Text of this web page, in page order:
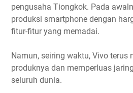
pengusaha Tiongkok. Pada
produksi smartphone dengan
fitur-fitur yang memadai.
Namun, seiring waktu, Vivo
produknya dan memperluas
seluruh dunia.